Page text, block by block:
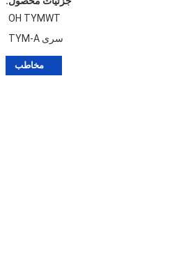
OH TYMWT
سری TYM-A
مخاطب